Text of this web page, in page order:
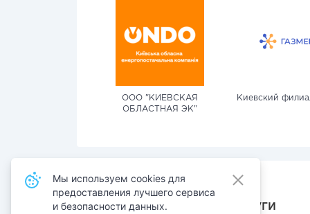
ООО "КИЕВСКАЯ
ОБЛАСТНАЯ ЭК"
Киевский
Также оплачивают услуги
Мы используем cookies для
предоставления лучшего сервиса
и безопасности данных.